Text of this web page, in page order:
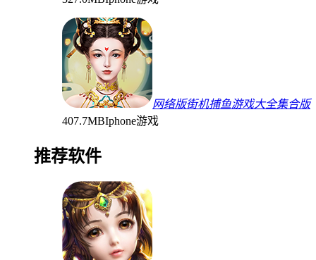
网络版街机捕鱼游戏大全集合版
407.7MBIphone游戏
推荐软件